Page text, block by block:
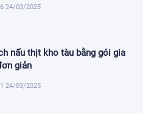
24/03/2025
nấu thịt kho tàu bằng gói gia
giản
24/03/2025